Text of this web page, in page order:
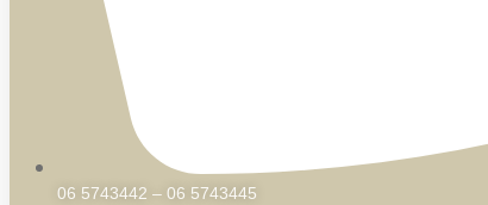
06 5743442 – 06 5743445